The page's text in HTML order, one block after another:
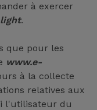
à exercer
.
que pour les
www.e-
à la collecte
relatives aux
l'utilisateur du